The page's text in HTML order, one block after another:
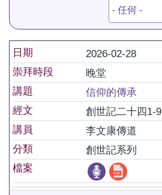
日期
2026-02-28
崇拜時段
晚堂
講題
信仰的傳承
經文
創世記二十四1-9
講員
李文康傳道
分類
創世記系列
檔案